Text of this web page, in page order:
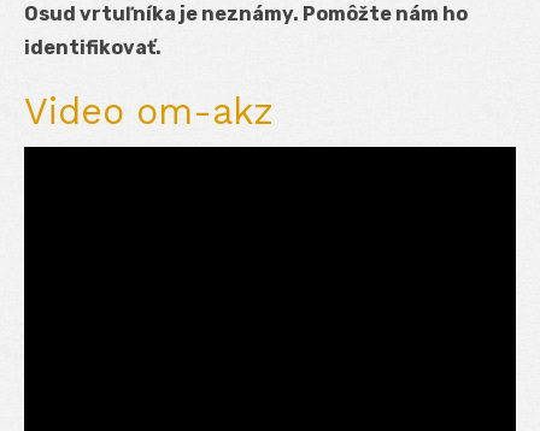
Osud vrtuľníka je neznámy. Pomôžte nám ho
identifikovať.
Video om-akz